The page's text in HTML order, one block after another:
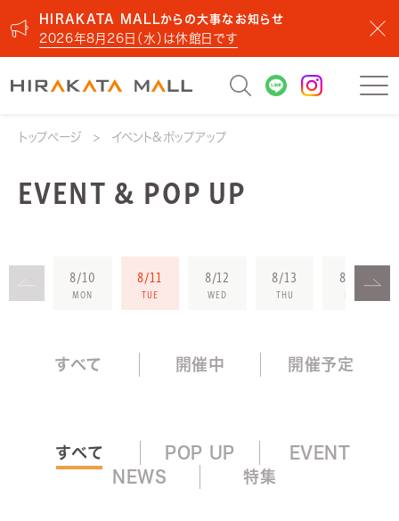
HIRAKATA MALLからの大事なお知らせ
2026年8月26日（水）は休館日です
トップページ イベント&ポップアップ
EVENT & POP UP
8/10
MON
8/11
TUE
8/12
WED
8/13
THU
8/14
すべて 開催中 開催予定
すべて POP UP
EVENT
NEWS
特集